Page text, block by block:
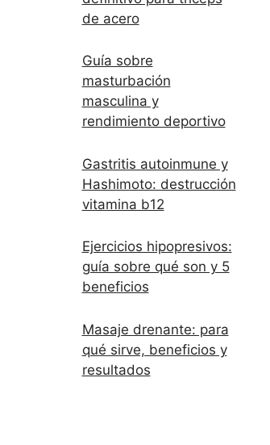
de acero
Guía sobre
masturbación
masculina y
rendimiento deportivo
Gastritis autoinmune y
Hashimoto: destrucción
vitamina b12
Ejercicios hipopresivos:
guía sobre qué son y 5
beneficios
Masaje drenante: para
qué sirve, beneficios y
resultados